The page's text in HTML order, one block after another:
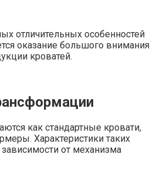
отличительных особенностей
оказание большого внимания
кроватей.
как стандартные кровати,
Характеристики таких
от механизма